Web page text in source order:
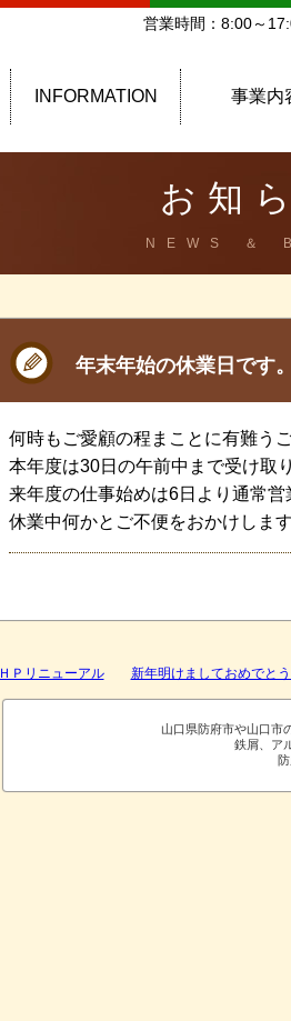
営業時間：8:00～
INFORMATION 事業内
お知
NEWS ＆
年末年始の休業日です
何時もご愛顧の程まことに有難うご
本年度は30日の午前中まで受け取
来年度の仕事始めは6日より通常営
休業中何かとご不便をおかけしま
ＨＰリニューアル 新年明けましておめでとう
山口県防府市や山口市
鉄屑、ア